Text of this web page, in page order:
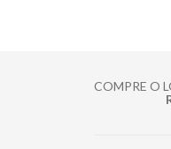
COMPRE O